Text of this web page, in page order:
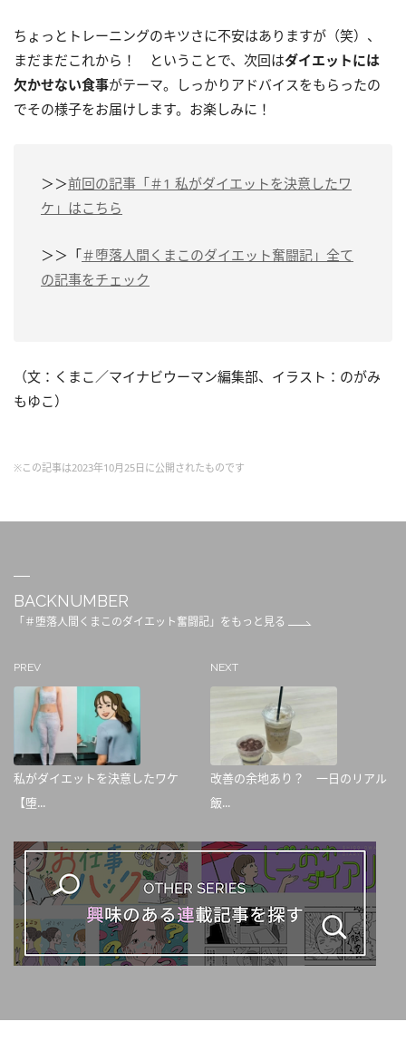
ちょっとトレーニングのキツさに不安はありますが（笑）、
まだまだこれから！ ということで、次回はダイエットには
欠かせない食事がテーマ。しっかりアドバイスをもらったの
でその様子をお届けします。お楽しみに！
＞＞前回の記事「＃1 私がダイエットを決意したワ
ケ」はこちら
＞＞「＃堕落人間くまこのダイエット奮闘記」全て
の記事をチェック
（文：くまこ／マイナビウーマン編集部、イラスト：のがみ
もゆこ）
※この記事は2023年10月25日に公開されたものです
BACKNUMBER
「＃堕落人間くまこのダイエット奮闘記」をもっと見る
PREV
私がダイエットを決意したワケ
【堕...
NEXT
改善の余地あり？ 一日のリアル
飯...